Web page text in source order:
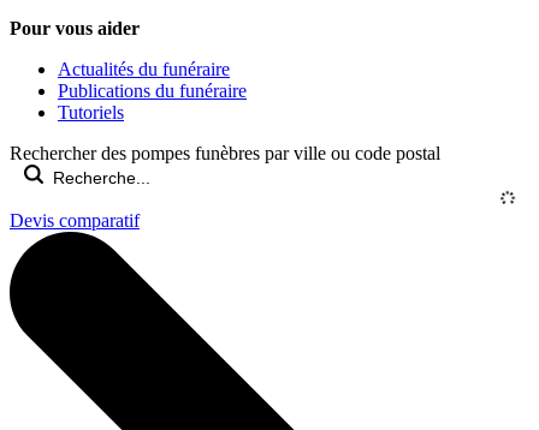
Pour vous aider
Actualités du funéraire
Publications du funéraire
Tutoriels
Rechercher des pompes funèbres par ville ou code postal
Devis comparatif